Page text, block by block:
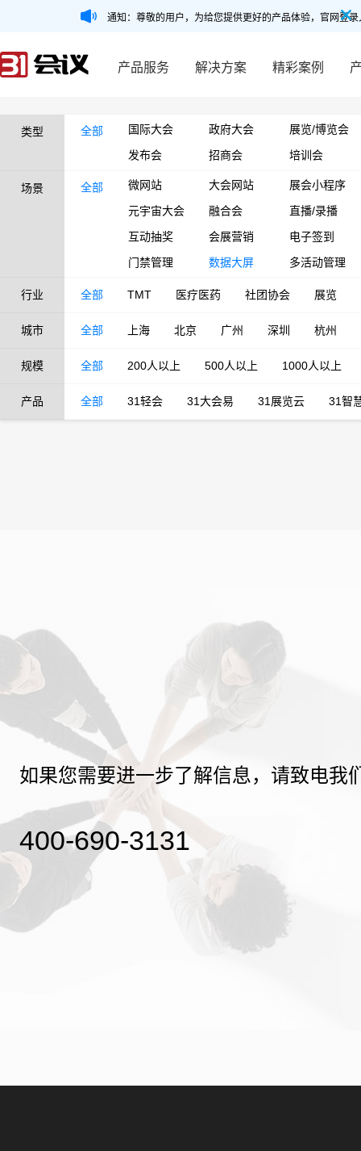
通知：尊敬的用户，为给您提供更好的产品体验，官网登
产品服务 解决方案 精彩案例
类型 全部 国际大会 政府大会
展览/博览会
发布会
招商会 培训会
场景 全部 微网站 大会网站
展会小程序
元宇宙大会
融合会
直播/录播
互动抽奖
会展营销
电子签到
门禁管理
数据大屏 多活动管理
行业 全部 TMT 医疗医药 社团协会 展览
城市 全部 上海 北京 广州 深圳 杭州
规模 全部 200人以上 500人以上 1000人以上
产品 全部 31轻会 31大会易 31展览云 31智
如果您需要进一步了解信息，请致电我
400-690-3131